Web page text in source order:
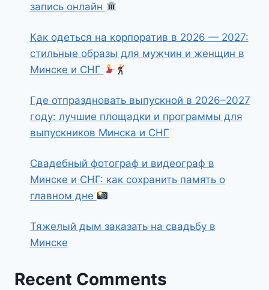
запись онлайн
Как одеться на корпоратив в 2026 — 2027:
стильные образы для мужчин и женщин в
Минске и СНГ
Где отпраздновать выпускной в 2026–2027
году: лучшие площадки и программы для
выпускников Минска и СНГ
Свадебный фотограф и видеограф в
Минске и СНГ: как сохранить память о
главном дне
Тяжелый дым заказать на свадьбу в
Минске
Recent Comments